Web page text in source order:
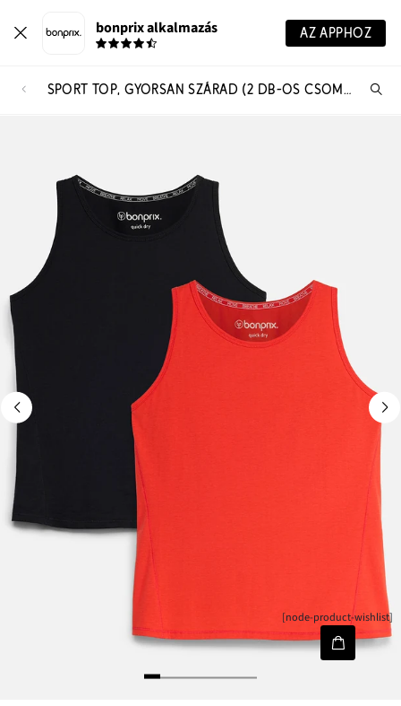
bonprix alkalmazás AZ APPHOZ
SPORT TOP, GYORSAN SZÁRAD (2 DB-OS CSOMAG)
[node-product-wishlist]